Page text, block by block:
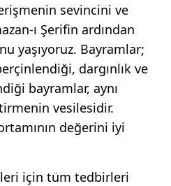
sevincini ve
ı Şerifin ardından
yaşıyoruz. Bayramlar;
dargınlık ve
bayramlar, aynı
vesilesidir.
değerini iyi
için tüm tedbirleri